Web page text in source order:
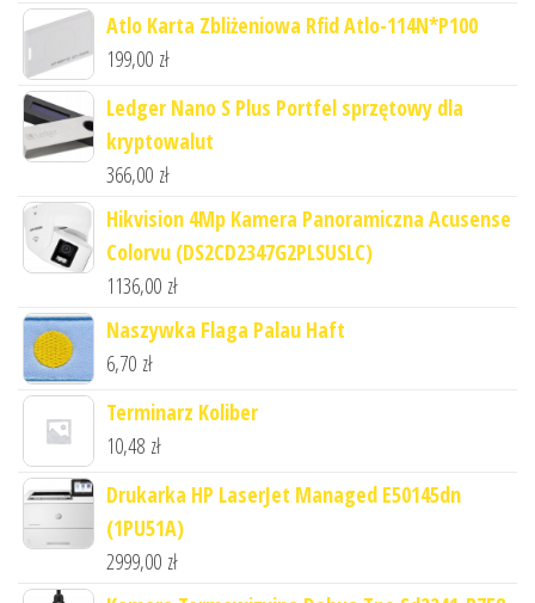
Atlo Karta Zbliżeniowa Rfid Atlo-114N*P100
199,00 zł
Ledger Nano S Plus Portfel sprzętowy dla
kryptowalut
366,00 zł
Hikvision 4Mp Kamera Panoramiczna Acusense
Colorvu (DS2CD2347G2PLSUSLC)
1136,00 zł
Naszywka Flaga Palau Haft
6,70 zł
Terminarz Koliber
10,48 zł
Drukarka HP LaserJet Managed E50145dn
(1PU51A)
2999,00 zł